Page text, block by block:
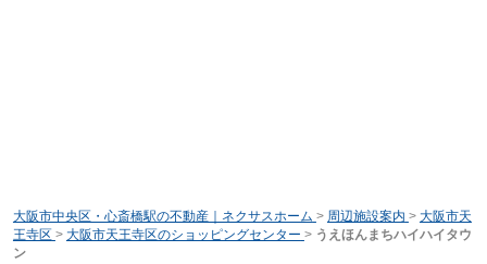
大阪市中央区・心斎橋駅の不動産｜ネクサスホーム > 周辺施設案内 > 大阪市天
王寺区 > 大阪市天王寺区のショッピングセンター > うえほんまちハイハイタウ
ン